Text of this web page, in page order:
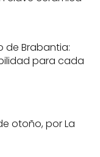
de Brabantia:
para cada
otoño, por La